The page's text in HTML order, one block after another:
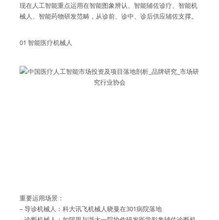
现在人工智能重点运用在智能图象辨认、智能辅佐诊疗、智能机
械人、智能药物研发范畴，从诊前、诊中、诊后供应辅佐支撑。
01 智能医疗机械人
重要运用场景：
– 导诊机械人：科大讯飞机械人晓曼在301病院落地